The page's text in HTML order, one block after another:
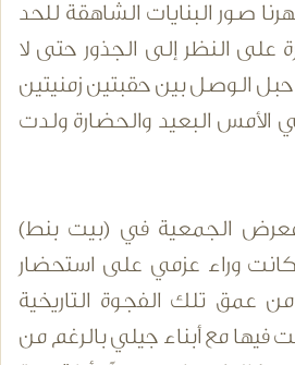
صور البنايات الشاهقة للحد
على النظر إلى الجذور حتى لا
الوصل بين حقبتين زمنيتين
الأمس البعيد والحضارة ولدت
معرض الجمعية في (بيت بنط)
كانت وراء عزمي على استحضار
من عمق تلك الفجوة التاريخية
مع أبناء جيلي بالرغم من